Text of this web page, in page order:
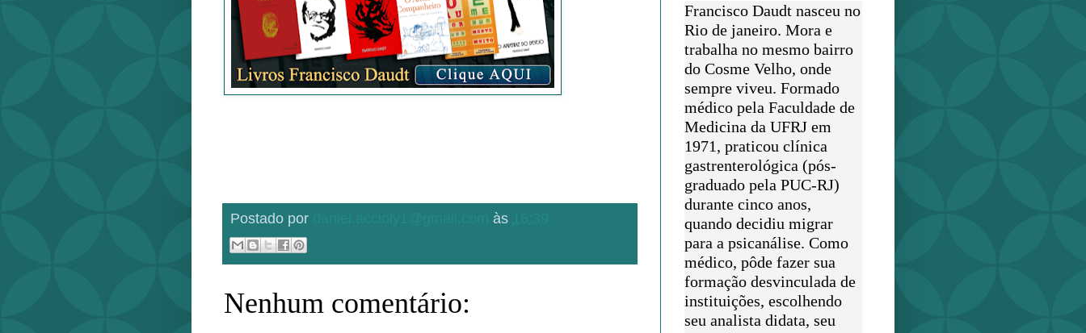
Postado por às
Nenhum comentário:
Francisco Daudt nasceu no
Rio de janeiro. Mora e
trabalha no mesmo bairro
do Cosme Velho, onde
sempre viveu. Formado
médico pela Faculdade de
Medicina da UFRJ em
1971, praticou clínica
gastrenterológica (pós-
graduado pela PUC-RJ)
durante cinco anos,
quando decidiu migrar
para a psicanálise. Como
médico, pôde fazer sua
formação desvinculada de
instituições, escolhendo
seu analista didata, seu